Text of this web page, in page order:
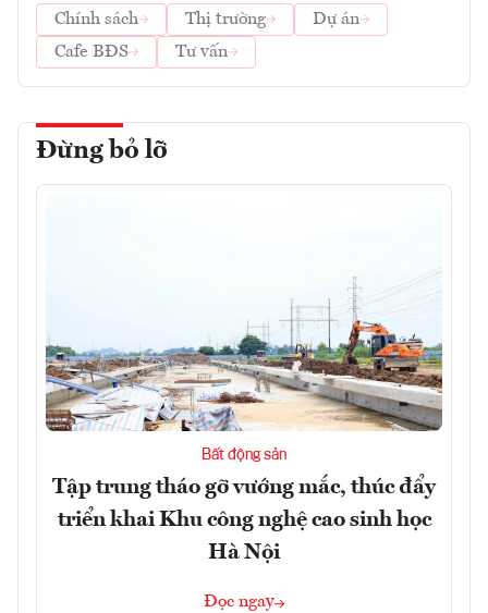
Chính sách
Thị trường
Dự án
Cafe BĐS
Tư vấn
Đừng bỏ lỡ
Bất động sản
Tập trung tháo gỡ vướng mắc, thúc đẩy
triển khai Khu công nghệ cao sinh học
Hà Nội
Đọc ngay